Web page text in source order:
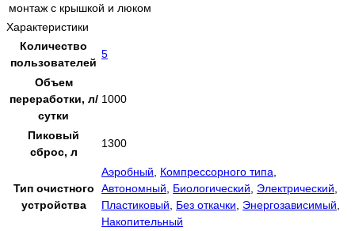
монтаж с крышкой и люком
Характеристики
Количество
пользователей
5
Объем
переработки, л/
сутки
1000
Пиковый
сброс, л
1300
Тип очистного
устройства
Аэробный Компрессорного типа
Автономный
Биологический Электрический
Пластиковый
Без откачки Энергозависимый
Накопительный